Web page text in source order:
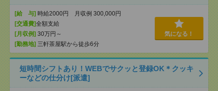
[給 与] 時給2000円 月収例 300,000円
[交通費]全額支給
[月収例] 30万円～
[勤務地] 三軒茶屋駅から徒歩6分
気になる！
短時間シフトあり！WEBでサクッと登録OK＊クッキ
ーなどの仕分け[派遣]